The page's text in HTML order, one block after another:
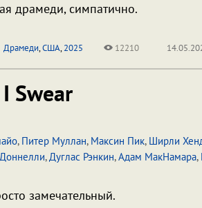
драмеди, симпатично.
Драмеди,США,2025 12210
Swear
, Питер Муллан, Максин Пик, Ширли
,Дуглас Рэнкин,Адам МакНамара,
замечательный.